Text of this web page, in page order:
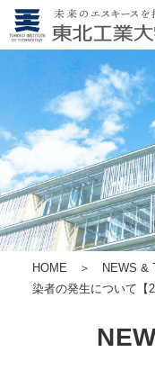
HOME ＞ NEWS &
染者の発生について【